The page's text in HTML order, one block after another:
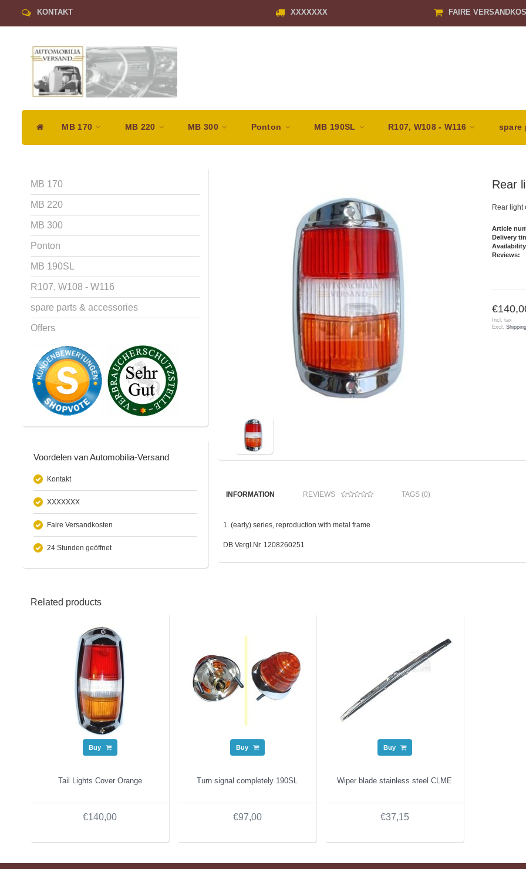
KONTAKT XXXXXXX FAIRE
MB 170 MB 220 MB 300 Ponton MB 190SL R107, W108 - W116 spare
MB 170
MB 220
MB 300
Ponton
MB 190SL
R107, W108 - W116
spare parts & accessories
Offers
Voordelen van Automobilia-Versand
Kontakt
XXXXXXX
Faire Versandkosten
24 Stunden geöffnet
Rear
Rear light
Article
Delivery
Reviews:
Incl. tax
Excl.
INFORMATION REVIEWS TAGS (0)
1. (early) series, reproduction with metal frame
DB Vergl.Nr. 1208260251
Related products
Buy
Tail Lights Cover Orange
€140,00
Buy
Turn signal completely 190SL
€97,00
Buy
Wiper blade stainless steel CLME
€37,15